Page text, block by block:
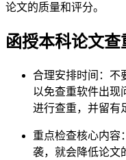
论文的质量和评分。
函授本科论文
合理安排时间：不
以免查重软件出现
进行查重，并留有
重点检查核心内容
袭，就会降低论文